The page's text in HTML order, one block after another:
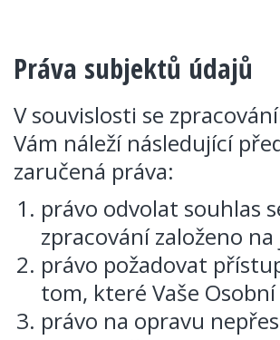
Práva subjektů údajů
V souvislosti se
Vám náleží následující
zaručená práva:
právo odvolat souhlas
zpracování založeno
právo požadovat
tom, které Vaše
právo na opravu